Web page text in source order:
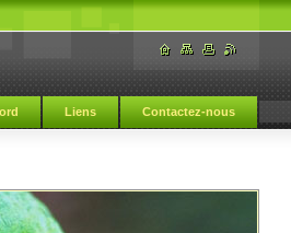
Liens Contactez-nous